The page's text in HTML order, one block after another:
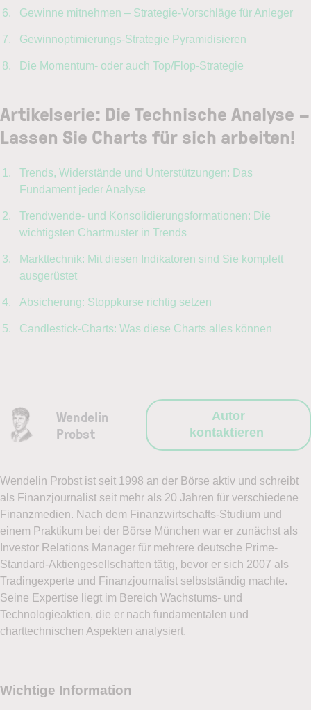
Gewinne mitnehmen – Strategie-Vorschläge für Anleger
Gewinnoptimierungs-Strategie Pyramidisieren
Die Momentum- oder auch Top/Flop-Strategie
Artikelserie: Die Technische Analyse –
Lassen Sie Charts für sich arbeiten!
Trends, Widerstände und Unterstützungen: Das
Fundament jeder Analyse
Trendwende- und Konsolidierungsformationen: Die
wichtigsten Chartmuster in Trends
Markttechnik: Mit diesen Indikatoren sind Sie komplett
ausgerüstet
Absicherung: Stoppkurse richtig setzen
Candlestick-Charts: Was diese Charts alles können
Wendelin
Probst
Autor
kontaktieren
Wendelin Probst ist seit 1998 an der Börse aktiv und schreibt
als Finanzjournalist seit mehr als 20 Jahren für verschiedene
Finanzmedien. Nach dem Finanzwirtschafts-Studium und
einem Praktikum bei der Börse München war er zunächst als
Investor Relations Manager für mehrere deutsche Prime-
Standard-Aktiengesellschaften tätig, bevor er sich 2007 als
Tradingexperte und Finanzjournalist selbstständig machte.
Seine Expertise liegt im Bereich Wachstums- und
Technologieaktien, die er nach fundamentalen und
charttechnischen Aspekten analysiert.